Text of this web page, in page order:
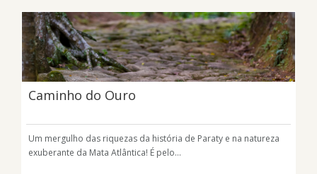
Caminho do Ouro
Um mergulho das riquezas da história de Paraty e na natureza
exuberante da Mata Atlântica! É pelo...